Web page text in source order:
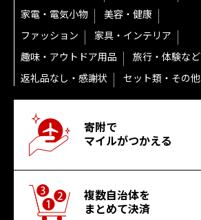
家電・電気小物
美容・健康
ファッション
家具・インテリア
趣味・アウトドア用品
旅行・体験など
返礼品なし・感謝状
セット類・その他
寄附で
マイルがつかえる
複数自治体を
まとめて決済